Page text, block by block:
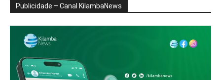
Publicidade – Canal KilambaNews